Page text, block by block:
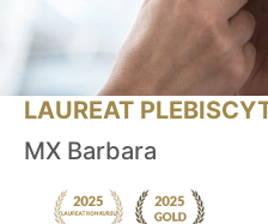
LAUREAT
MX Barbara